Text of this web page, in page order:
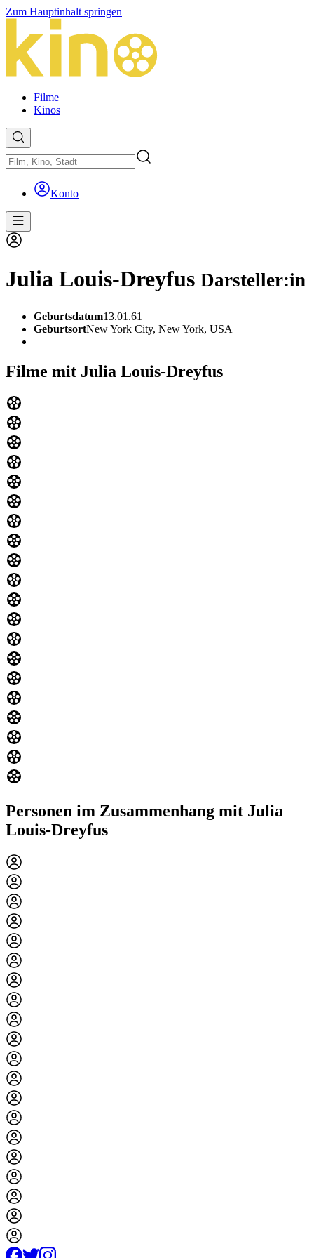
Zum Hauptinhalt springen
Filme
Kinos
Konto
Julia Louis-Dreyfus Darsteller:in
Geburtsdatum13.01.61
GeburtsortNew York City, New York, USA
Filme mit Julia Louis-Dreyfus
Personen im Zusammenhang mit Julia
Louis-Dreyfus